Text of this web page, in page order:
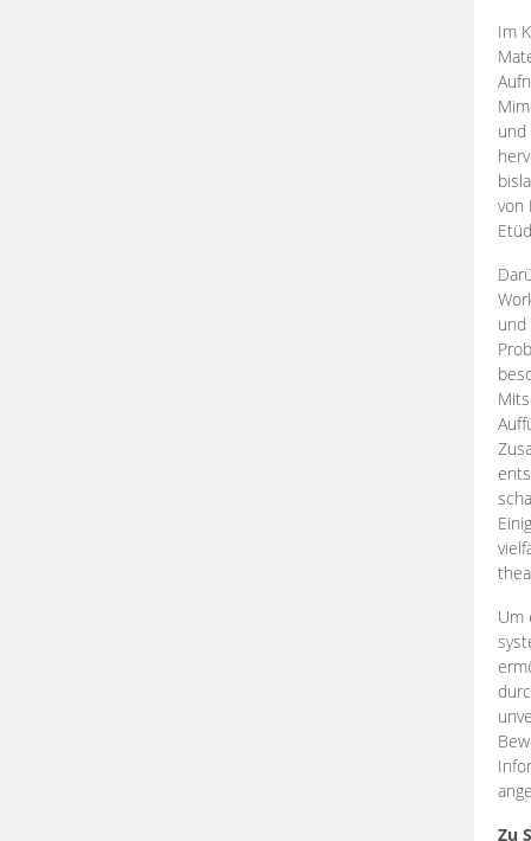
Im
und
von
und
Um
Zu